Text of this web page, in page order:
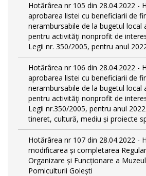
Hotărârea nr 105 din 28.04.2022 -
aprobarea listei cu beneficiarii de
nerambursabile de la bugetul local
pentru activităţi nonprofit de
Legii nr. 350/2005, pentru anul
Hotărârea nr 106 din 28.04.2022 -
aprobarea listei cu beneficiarii de
nerambursabile de la bugetul local
pentru activităţi nonprofit de
Legii nr.350/2005, pentru anul
tineret, cultură, mediu și proiecte
Hotărârea nr 107 din 28.04.2022 -
modificarea și completarea
Organizare și Funcționare a
Pomiculturii Golești